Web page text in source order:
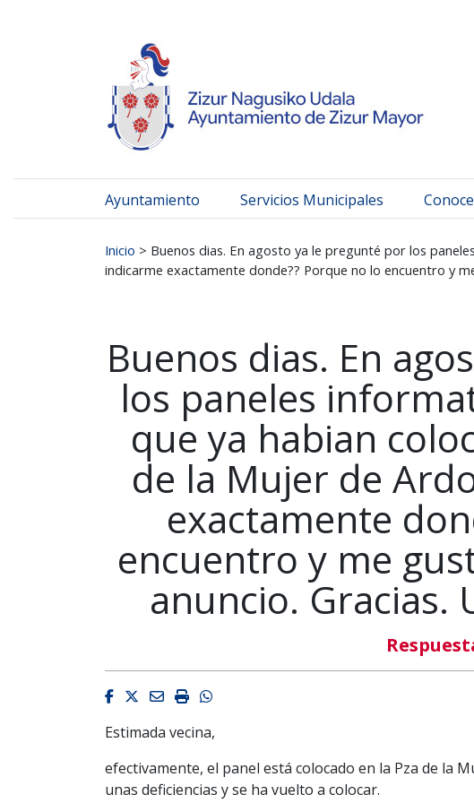
Ayuntamiento Servicios Municipales
Inicio > Buenos dias. En agosto ya le pregunté por los
indicarme exactamente donde?? Porque no lo encuentro y
Buenos dias. En
los paneles
que ya habian
de la Mujer de
exactamente
encuentro y me
anuncio. Gracias.
Facebook
Twitter
EmailImprimirWhatsapp
Estimada vecina,
efectivamente, el panel está colocado en la Pza de la
unas deficiencias y se ha vuelto a colocar.